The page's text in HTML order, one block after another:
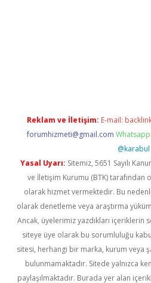
Reklam ve İletişim: E-mail:
forumhizmeti@gmail.com
@karabul
Yasal Uyarı: Sitemiz, 5651 Sayılı
ve İletişim Kurumu (BTK) tarafından
olarak hizmet vermektedir. Bu
olarak denetleme veya araştırma
Ancak, üyelerimiz yazdıkları içeriklerin
siteye üye olarak bu sorumluluğu
sitesi, herhangi bir marka, kurum veya
bulunmamaktadır. Sitede yalnızca
paylaşılmaktadır. Burada yer alan